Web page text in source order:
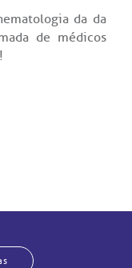
da da
de médicos